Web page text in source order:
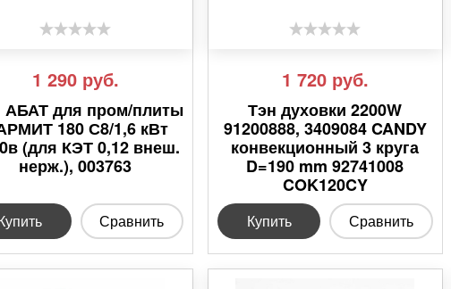
1 290 руб.
для пром/плиты
180 С8/1,6 кВт
(для КЭТ 0,12 внеш.
нерж.), 003763
Сравнить
1 720 руб.
Тэн духовки 2200W
91200888, 3409084 CANDY
конвекционный 3 круга
D=190 mm 92741008
COK120CY
Купить Сравнить